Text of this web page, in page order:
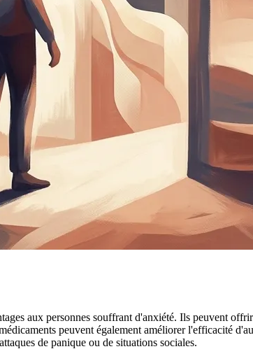
aux personnes souffrant d'anxiété. Ils peuvent
peuvent également améliorer l'efficacité
de panique ou de situations sociales.